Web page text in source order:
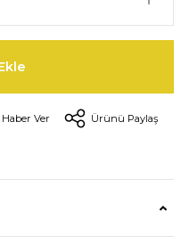
Ver Ürünü Paylaş